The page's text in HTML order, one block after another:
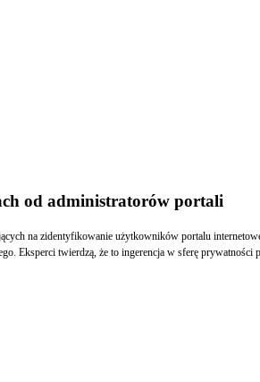
od administratorów portali
na zidentyfikowanie użytkowników portalu
Eksperci twierdzą, że to ingerencja w sferę prywatności